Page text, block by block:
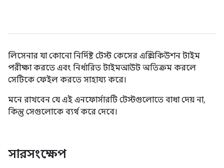
লিসেনার যা কোনো নির্দিষ্ট টেস্ট কেসের এক্সিকিউশন টাইম
পরীক্ষা করতে এবং নির্ধারিত টাইমআউট অতিক্রম করলে
সেটিকে ফেইল করতে সাহায্য করে।
মনে রাখবেন যে এই এনফোর্সারটি টেস্টগুলোতে বাধা দেয় না,
কিন্তু সেগুলোকে ব্যর্থ করে দেবে।
সারসংক্ষেপ